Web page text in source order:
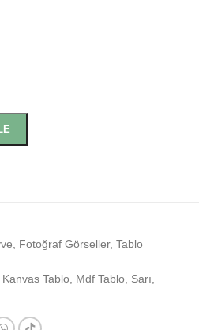
, Fotoğraf Görseller, Tablo
Kanvas Tablo, Mdf Tablo, Sarı,